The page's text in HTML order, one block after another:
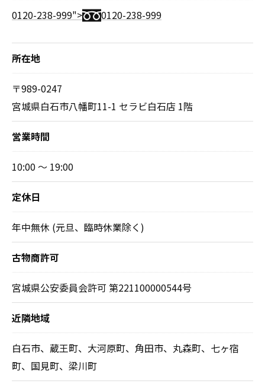
0120-238-999"> 0120-238-999
所在地
〒989-0247
宮城県白石市八幡町11-1 セラビ白石店 1階
営業時間
10:00 ～ 19:00
定休日
年中無休 (元旦、臨時休業除く)
古物商許可
宮城県公安委員会許可 第221100000544号
近隣地域
白石市、蔵王町、大河原町、角田市、丸森町、七ヶ宿
町、国見町、梁川町